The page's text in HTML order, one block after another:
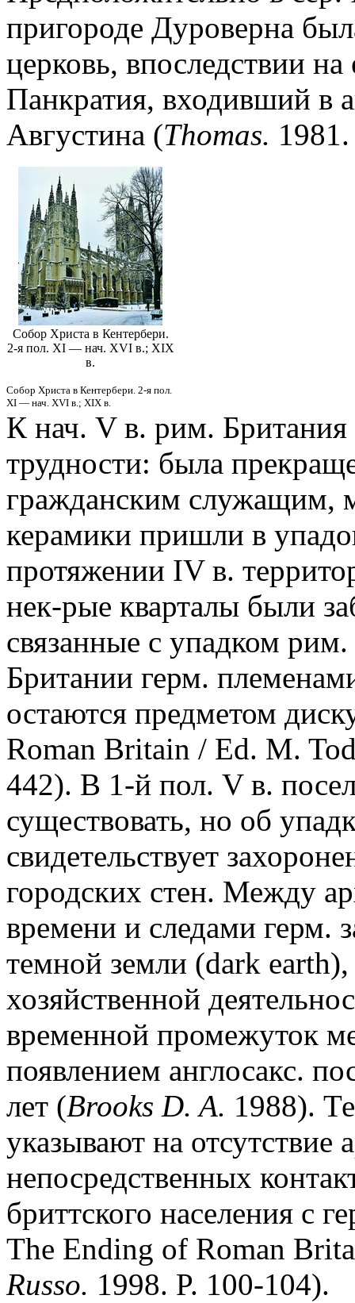
пригороде Дуроверна
церковь, впоследствии
Панкратия, входивший в
Августина (Thomas.
Собор Христа в Кентербери.
2-я пол. XI — нач. XVI в.; XIX
в.
Собор Христа в Кентербери. 2-я пол.
XI — нач. XVI в.; XIX в.
К нач. V в. рим.
трудности: была
гражданским служащим,
керамики пришли в
протяжении IV в.
нек-рые кварталы были
связанные с упадком
Британии герм.
остаются предметом
Roman Britain / Ed. M.
442). В 1-й пол. V в.
существовать, но об
свидетельствует
городских стен. Между
времени и следами герм.
темной земли (dark earth),
хозяйственной
временной промежуток
появлением англосакс.
лет (Brooks D. A. 1988).
указывают на отсутствие
непосредственных
бриттского населения с
The Ending of Roman
Russo. 1998. P. 100-104).